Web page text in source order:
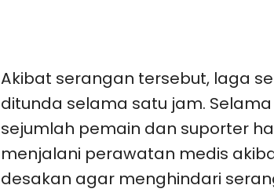
Akibat serangan tersebut, laga
ditunda selama satu jam. Selama
sejumlah pemain dan suporter
menjalani perawatan medis
desakan agar menghindari